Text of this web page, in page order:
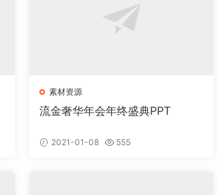
素材资源
流金奢华年会年终盛典PPT
2021-01-08 555